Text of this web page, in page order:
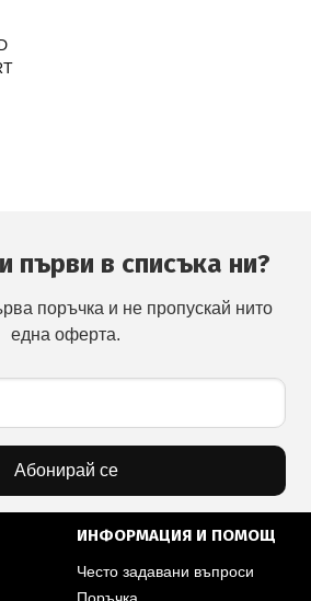
първи в списъка ни?
поръчка и не пропускай нито
една оферта.
Абонирай се
ИНФОРМАЦИЯ И ПОМОЩ
Често задавани въпроси